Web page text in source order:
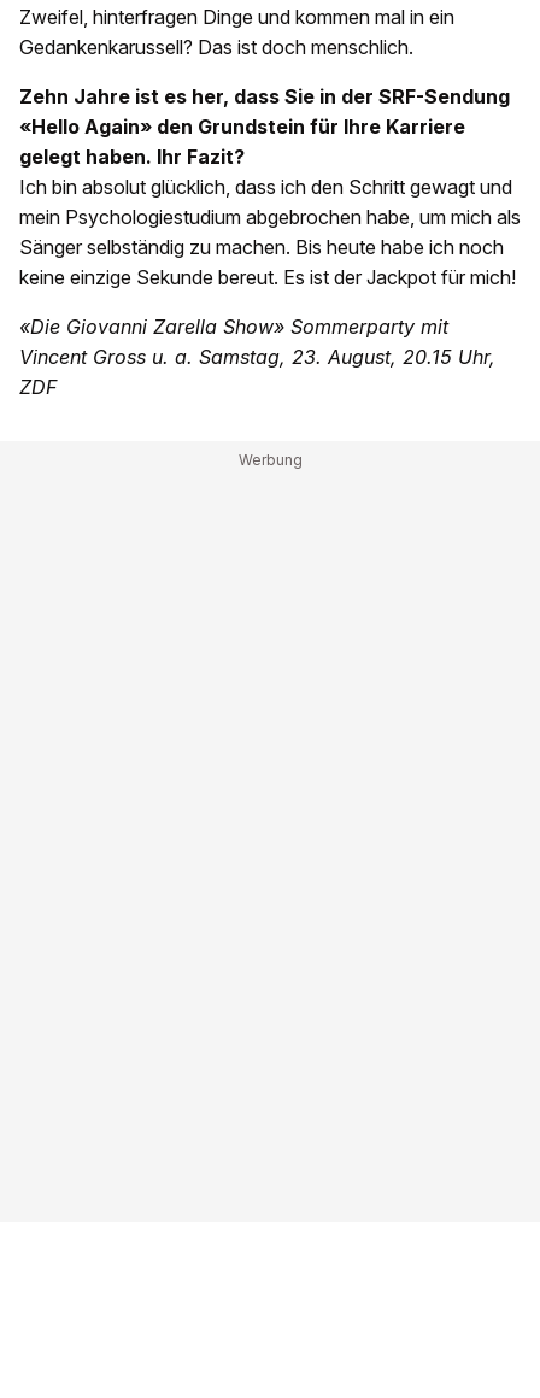
Zweifel, hinterfragen Dinge und kommen mal in ein
Gedankenkarussell? Das ist doch menschlich.
Zehn Jahre ist es her, dass Sie in der SRF-Sendung
«Hello Again» den Grundstein für Ihre Karriere
gelegt haben. Ihr Fazit?
Ich bin absolut glücklich, dass ich den Schritt gewagt und
mein Psychologiestudium abgebrochen habe, um mich als
Sänger selbständig zu machen. Bis heute habe ich noch
keine einzige Sekunde bereut. Es ist der Jackpot für mich!
«Die Giovanni Zarella Show» Sommerparty mit
Vincent Gross u. a. Samstag, 23. August, 20.15 Uhr,
ZDF